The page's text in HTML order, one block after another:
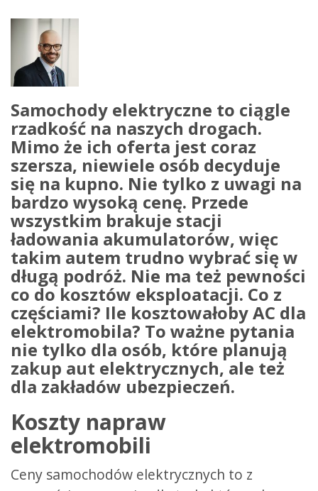
Samochody elektryczne to ciągle
rzadkość na naszych drogach.
Mimo że ich oferta jest coraz
szersza, niewiele osób decyduje
się na kupno. Nie tylko z uwagi na
bardzo wysoką cenę. Przede
wszystkim brakuje stacji
ładowania akumulatorów, więc
takim autem trudno wybrać się w
długą podróż. Nie ma też pewności
co do kosztów eksploatacji. Co z
częściami? Ile kosztowałoby AC dla
elektromobila? To ważne pytania
nie tylko dla osób, które planują
zakup aut elektrycznych, ale też
dla zakładów ubezpieczeń.
Koszty napraw
elektromobili
Ceny samochodów elektrycznych to z